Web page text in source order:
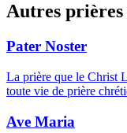
Autres
Pater Noster
La prière que le Christ
toute vie de prière
Ave Maria